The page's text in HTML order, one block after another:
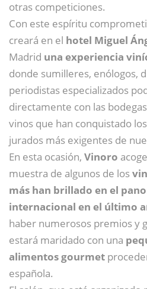
otras competiciones.
Con este espíritu
creará en el hotel Miguel
Madrid una experiencia
donde sumilleres, enólogos,
periodistas especializados
directamente con las
vinos que han conquistado
jurados más exigentes de
En esta ocasión, Vinoro
muestra de algunos de los
más han brillado en el
internacional en el último
haber numerosos premios y
estará maridado con una
alimentos gourmet
española.